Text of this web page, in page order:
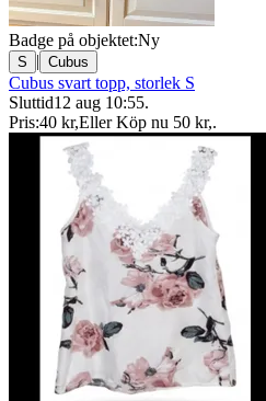
Badge på objektet:Ny
S | Cubus
Cubus svart topp, storlek S
Sluttid12 aug 10:55.
Pris:40 kr,Eller Köp nu 50 kr,.